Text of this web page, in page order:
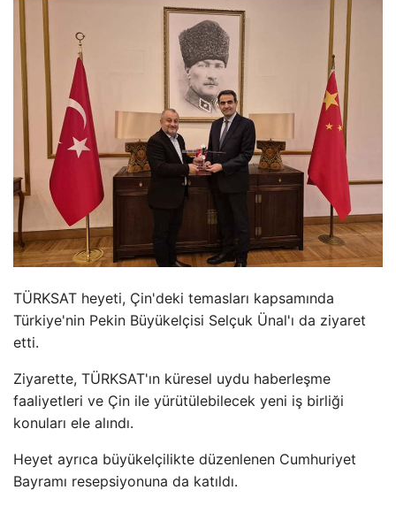
TÜRKSAT heyeti, Çin'deki temasları kapsamında
Türkiye'nin Pekin Büyükelçisi Selçuk Ünal'ı da ziyaret
etti.
Ziyarette, TÜRKSAT'ın küresel uydu haberleşme
faaliyetleri ve Çin ile yürütülebilecek yeni iş birliği
konuları ele alındı.
Heyet ayrıca büyükelçilikte düzenlenen Cumhuriyet
Bayramı resepsiyonuna da katıldı.